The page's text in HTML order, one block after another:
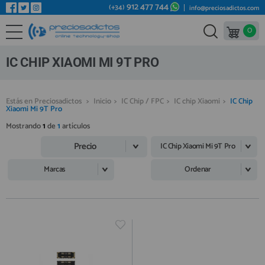
REPUESTOS MÓVILES
REPUESTOS TABLET
REPUESTOS VIDEOCONSOLAS
REPUESTOS OTROS DISPOSITIVOS
REPUESTOS PORTÁTILES
IC CHIP / FPC
Bienvenid@ otra vez
YA SOY CLIENTE
Regístrate en un momento
¿ERES NUEVO?
(+34) 912 477 744 info@preciosadictos.com
0
IC CHIP XIAOMI MI 9T PRO
Estás en Preciosadictos > Inicio > IC Chip / FPC > IC chip Xiaomi > IC Chip
Xiaomi Mi 9T Pro
Mostrando1de1artículos
Precio
IC Chip Xiaomi Mi 9T Pro
Marcas
Ordenar